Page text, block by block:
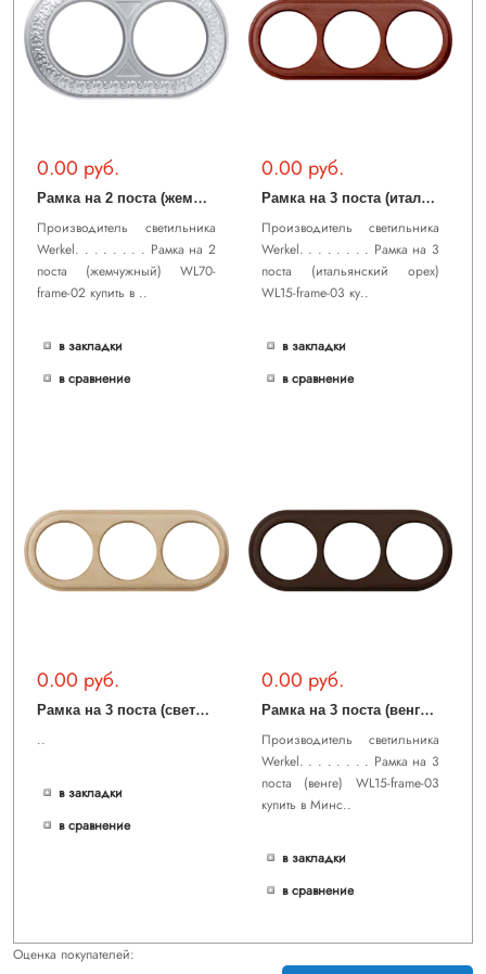
0.00 руб.
Р
амка на 2 поста (жемчужный) WL70-frame-02
Производитель светильника
Werkel. . . . . . . . Рамка на 2
поста (жемчужный) WL70-
frame-02 купить в ..
в закладки
в сравнение
0.00 руб.
Р
амка на 3 поста (итальянский орех) WL15-frame-03
Производитель светильника
Werkel. . . . . . . . Рамка на 3
поста (итальянский орех)
WL15-frame-03 ку..
в закладки
в сравнение
0.00 руб.
Р
амка на 3 поста (светлый бук) WL15-frame-03
..
в закладки
в сравнение
0.00 руб.
Р
амка на 3 поста (венге) WL15-frame-03
Производитель светильника
Werkel. . . . . . . . Рамка на 3
поста (венге) WL15-frame-03
купить в Минс..
в закладки
в сравнение
Оценка покупателей: